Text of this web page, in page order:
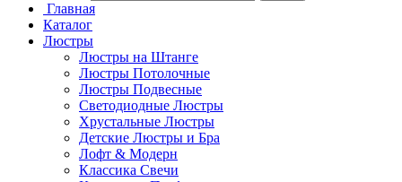
Главная
Каталог
Люстры
Люстры на Штанге
Люстры Потолочные
Люстры Подвесные
Светодиодные Люстры
Хрустальные Люстры
Детские Люстры и Бра
Лофт & Модерн
Классика Свечи